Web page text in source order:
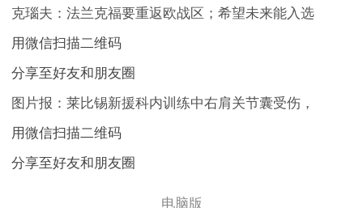
克瑙夫：法兰克福要重返欧战区；希望未来能入选
用微信扫描二维码
分享至好友和朋友圈
图片报：莱比锡新援科内训练中右肩关节囊受伤，
用微信扫描二维码
分享至好友和朋友圈
电脑版